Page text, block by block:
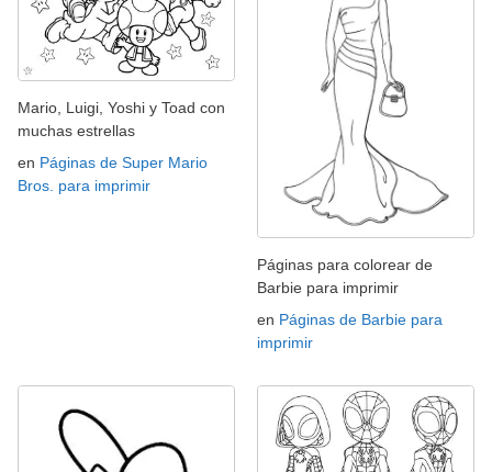
Mario, Luigi, Yoshi y Toad con
muchas estrellas
en Páginas de Super Mario
Bros. para imprimir
Páginas para colorear de
Barbie para imprimir
en Páginas de Barbie para
imprimir